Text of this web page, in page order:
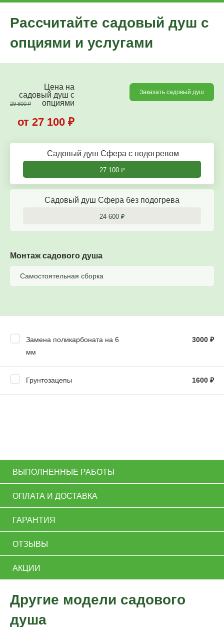
Рассчитайте садовый душ с
опциями и услугами
Цена на
садовый душ c
опциями
29 800₽
от 27 100 ₽
Заказать садовый душ
Садовый душ Сфера с подогревом
27 100₽
Садовый душ Сфера без подогрева
24 600₽
Монтаж садового душа
Самостоятельная сборка
Замена поликарбоната на 6
мм
3000 ₽
Грунтозацепы 1600 ₽
ВЫПОЛНЕННЫЕ РАБОТЫ
ОПЛАТА И ДОСТАВКА
ГАРАНТИЯ
ОТЗЫВЫ
АКЦИИ
Другие модели садового
душа